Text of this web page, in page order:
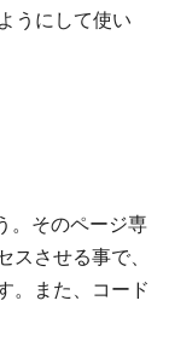
うにして使い
。そのページ専
させる事で、
。また、コード